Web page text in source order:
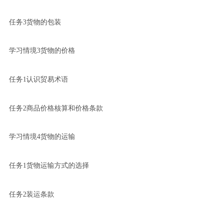
任务3货物的包装
学习情境3货物的价格
任务1认识贸易术语
任务2商品价格核算和价格条款
学习情境4货物的运输
任务1货物运输方式的选择
任务2装运条款